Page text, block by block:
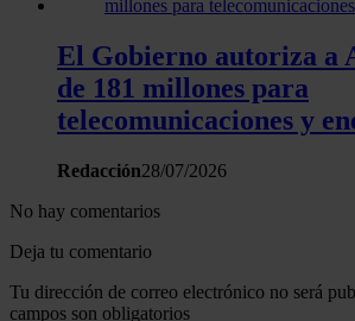
El Gobierno autoriza a
de 181 millones para
telecomunicaciones y
Redacción28/07/2026
No hay comentarios
Deja tu comentario
Tu dirección de correo electrónico no será
campos son obligatorios